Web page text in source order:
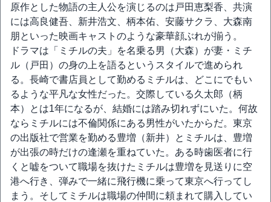
原作とした物語の主人公を演じるのは戸田恵梨香、共演
には高良健吾、新井浩文、柄本佑、安藤サクラ、大森南
朋といった映画キャストのような豪華顔ぶれが揃う。
ドラマは「ミチルの夫」を名乗る男（大森）が妻・ミチ
ル（戸田）の身の上を語るというスタイルで進められ
る。長崎で書店員として勤めるミチルは、どこにでもい
るような平凡な女性だった。交際している久太郎（柄
本）とは1年になるが、結婚には踏み切れずにいた。何故
ならミチルには不倫関係にある男性がいたからだ。東京
の出版社で営業を勤める豊増（新井）とミチルは、豊増
が出張の時だけの逢瀬を重ねていた。ある時歯医者に行
くと嘘をついて職場を抜けたミチルは豊増を見送りに空
港へ行き、弾みで一緒に飛行機に乗って東京へ行ってし
まう。そしてミチルは職場の仲間に頼まれて購入してい